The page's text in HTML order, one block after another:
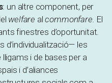
: un altre component, per
welfare alcommonfare. El
finestres d’oportunitat.
d’individualització— les
i de bases per a
i d’aliances